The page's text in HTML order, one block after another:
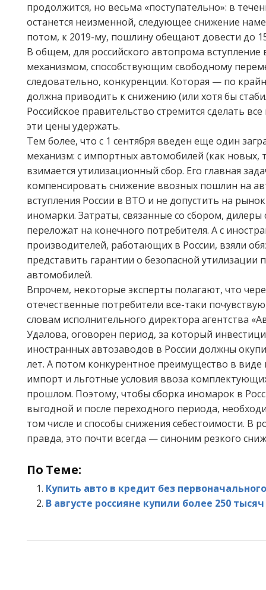
продолжится, но весьма «поступательно»: в
останется неизменной, следующее снижение
потом, к 2019-му, пошлину обещают довести до
В общем, для российского автопрома вступление
механизмом, способствующим свободному
следовательно, конкуренции. Которая — по
должна приводить к снижению (или хотя бы
Российское правительство стремится сделать
эти цены удержать.
Тем более, что с 1 сентября введен еще один
механизм: с импортных автомобилей (как новых,
взимается утилизационный сбор. Его главная
компенсировать снижение ввозных пошлин на
вступления России в ВТО и не допустить на
иномарки. Затраты, связанные со сбором, дилеры
переложат на конечного потребителя. А с
производителей, работающих в России, взяли
представить гарантии о безопасной утилизации
автомобилей.
Впрочем, некоторые эксперты полагают, что
отечественные потребители все-таки
словам исполнительного директора агентства
Удалова, оговорен период, за который
иностранных автозаводов в России должны
лет. А потом конкурентное преимущество в
импорт и льготные условия ввоза
прошлом. Поэтому, чтобы сборка иномарок в
выгодной и после переходного периода,
том числе и способы снижения себестоимости. В
правда, это почти всегда — синоним резкого
По Теме:
Купить авто в кредит без
В августе россияне купили более 250